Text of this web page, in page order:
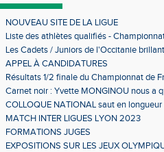
NOUVEAU SITE DE LA LIGUE
Liste des athlètes qualifiés -
Individuels en salle
Les Cadets / Juniors de l'Occitanie
APPEL À CANDIDATURES
Résultats 1/2 finale du Championnat de
Carnet noir : Yvette MONGINOU nous a
COLLOQUE NATIONAL saut en
MATCH INTER LIGUES LYON 2023
FORMATIONS JUGES
EXPOSITIONS SUR LES JEUX